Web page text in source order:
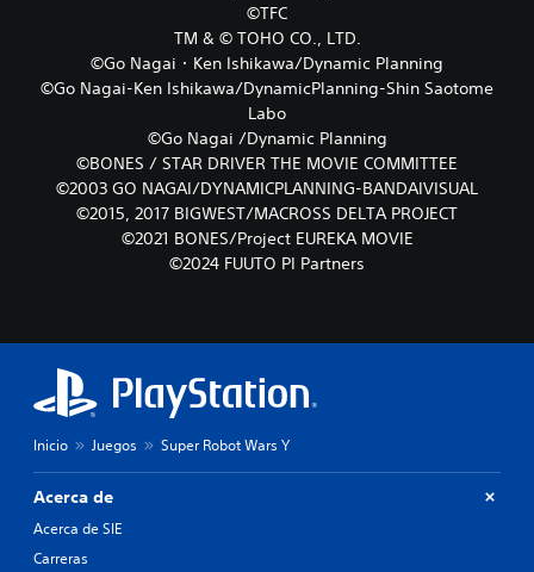
©TFC
TM & © TOHO CO., LTD.
©Go Nagai・Ken Ishikawa/Dynamic Planning
©Go Nagai-Ken Ishikawa/DynamicPlanning-Shin Saotome
Labo
©Go Nagai /Dynamic Planning
©BONES / STAR DRIVER THE MOVIE COMMITTEE
©2003 GO NAGAI/DYNAMICPLANNING-BANDAIVISUAL
©2015, 2017 BIGWEST/MACROSS DELTA PROJECT
©2021 BONES/Project EUREKA MOVIE
©2024 FUUTO PI Partners
Inicio Juegos Super Robot Wars Y
Acerca de
Acerca de SIE
Carreras